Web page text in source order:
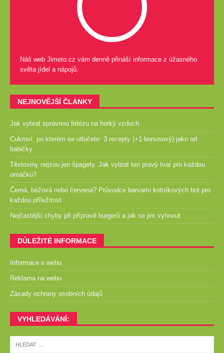
Náš web Jimeto.cz vám denně přináší informace z úžasného
světa jídel a nápojů.
NEJNOVĚJŠÍ ČLÁNKY
Jak vybrat správnou fritézu na horký vzduch
Cukroví, po kterém se utlučete: 3 recepty (+1 bonusový) jako od
babičky
Těstoviny nejsou jen špagety. Jak vybrat ten pravý tvar pro každou
omáčku?
Černá, béžová nebo červená? Průvodce barvami kotníkových bot pro
každou příležitost
Nejčastější chyby při přípravě burgerů a jak se jim vyhnout
DŮLEŽITÉ INFORMACE
Informace o webu
Reklama na webu
Zásady ochrany osobních údajů
VYHLEDÁVÁNÍ: